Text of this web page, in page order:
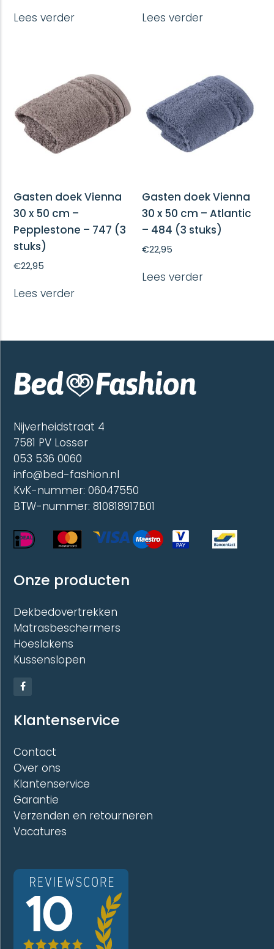
Lees verder Lees verder
Gasten doek Vienna
30 x 50 cm –
Pepplestone – 747 (3
stuks)
€22,95
Lees verder
Gasten doek Vienna
30 x 50 cm – Atlantic
– 484 (3 stuks)
€22,95
Lees verder
Nijverheidstraat 4
7581 PV Losser
053 536 0060
info@bed-fashion.nl
KvK-nummer: 06047550
BTW-nummer: 810818917B01
Onze producten
Dekbedovertrekken
Matrasbeschermers
Hoeslakens
Kussenslopen
Klantenservice
Contact
Over ons
Klantenservice
Garantie
Verzenden en retourneren
Vacatures